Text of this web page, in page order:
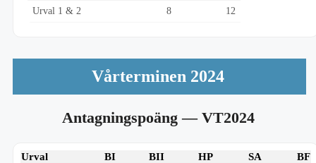
Urval 1 & 2
8 12
Vårterminen 2024
Antagningspoäng— VT2024
Urval BI BII HP SA
BF